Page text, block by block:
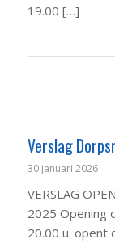
19.00 […]
Verslag
30 januari 2026
VERSLAG
2025 Opening
20.00 u. opent